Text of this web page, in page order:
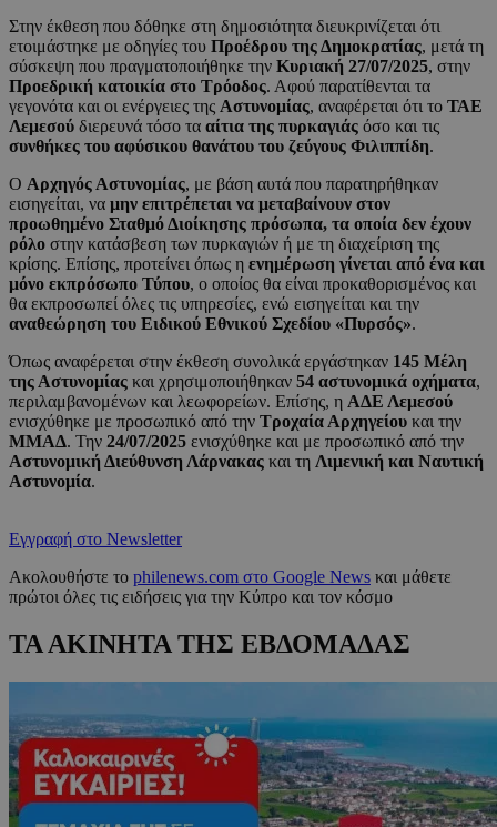
Στην έκθεση που δόθηκε στη δημοσιότητα διευκρινίζεται ότι
ετοιμάστηκε με οδηγίες του Προέδρου της Δημοκρατίας, μετά τη
σύσκεψη που πραγματοποιήθηκε την Κυριακή 27/07/2025, στην
Προεδρική κατοικία στο Τρόοδος. Αφού παρατίθενται τα
γεγονότα και οι ενέργειες της Αστυνομίας, αναφέρεται ότι το ΤΑΕ
Λεμεσού διερευνά τόσο τα αίτια της πυρκαγιάς όσο και τις
συνθήκες του αφύσικου θανάτου του ζεύγους Φιλιππίδη.
Ο Αρχηγός Αστυνομίας, με βάση αυτά που παρατηρήθηκαν
εισηγείται, να μην επιτρέπεται να μεταβαίνουν στον
προωθημένο Σταθμό Διοίκησης πρόσωπα, τα οποία δεν έχουν
ρόλο στην κατάσβεση των πυρκαγιών ή με τη διαχείριση της
κρίσης. Επίσης, προτείνει όπως η ενημέρωση γίνεται από ένα και
μόνο εκπρόσωπο Τύπου, ο οποίος θα είναι προκαθορισμένος και
θα εκπροσωπεί όλες τις υπηρεσίες, ενώ εισηγείται και την
αναθεώρηση του Ειδικού Εθνικού Σχεδίου «Πυρσός».
Όπως αναφέρεται στην έκθεση συνολικά εργάστηκαν 145 Μέλη
της Αστυνομίας και χρησιμοποιήθηκαν 54 αστυνομικά οχήματα,
περιλαμβανομένων και λεωφορείων. Επίσης, η ΑΔΕ Λεμεσού
ενισχύθηκε με προσωπικό από την Τροχαία Αρχηγείου και την
ΜΜΑΔ. Την 24/07/2025 ενισχύθηκε και με προσωπικό από την
Αστυνομική Διεύθυνση Λάρνακας και τη Λιμενική και Ναυτική
Αστυνομία.
Εγγραφή στο Newsletter
Ακολουθήστε το philenews.com στο Google News και μάθετε
πρώτοι όλες τις ειδήσεις για την Κύπρο και τον κόσμο
ΤΑ ΑΚΙΝΗΤΑ ΤΗΣ ΕΒΔΟΜΑΔΑΣ